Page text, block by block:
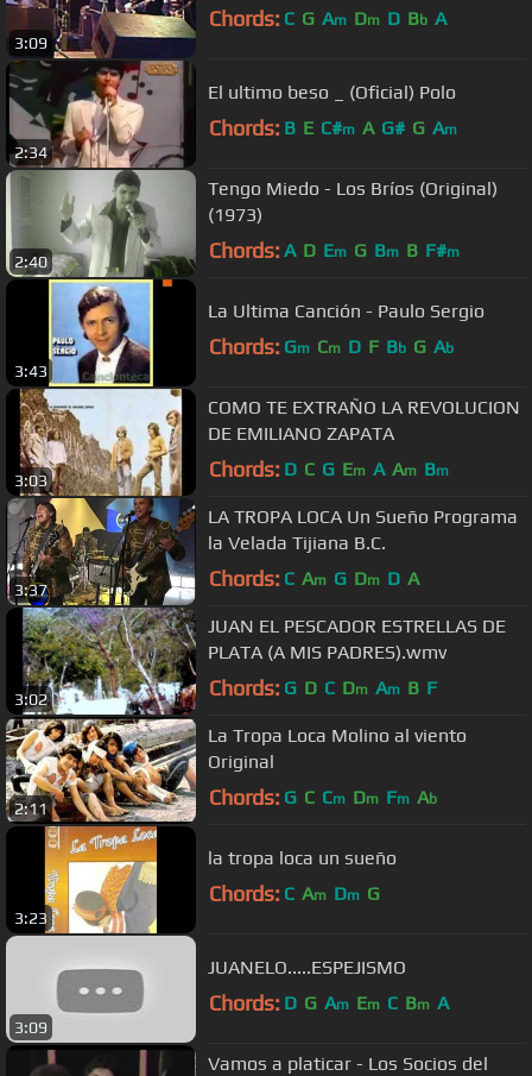
3:09
Chords: C G Am Dm D Bb A
2:34
El ultimo beso _ (Oficial) Polo
Chords: B E C#m A G# G Am
2:40
Tengo Miedo - Los Bríos (Original)
(1973)
Chords: A D Em G Bm B F#m
3:43
La Ultima Canción - Paulo Sergio
Chords: Gm Cm D F Bb G Ab
3:03
COMO TE EXTRAÑO LA REVOLUCION
DE EMILIANO ZAPATA
Chords: D C G Em A Am Bm
3:37
LA TROPA LOCA Un Sueño Programa
la Velada Tijiana B.C.
Chords: C Am G Dm D A
3:02
JUAN EL PESCADOR ESTRELLAS DE
PLATA (A MIS PADRES).wmv
Chords: G D C Dm Am B F
2:11
La Tropa Loca Molino al viento
Original
Chords: G C Cm Dm Fm Ab
3:23
la tropa loca un sueño
Chords: C Am Dm G
3:09
JUANELO.....ESPEJISMO
Chords: D G Am Em C Bm A
Vamos a platicar - Los Socios del